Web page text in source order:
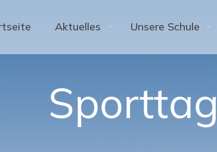
Aktuelles Unsere Schule
Sporttag